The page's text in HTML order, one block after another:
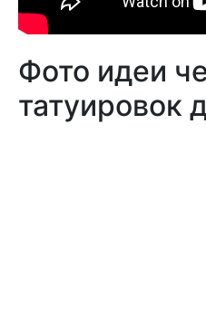
Фото идеи
татуировок